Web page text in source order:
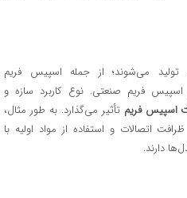
می‌شوند؛ از جمله اسپیس فریم
فریم صنعتی. نوع کاربرد سازه و
اسپیس فریمتأثیر می‌گذارد. به طور مثال،
اتصالات و استفاده از مواد اولیه با
دارند.